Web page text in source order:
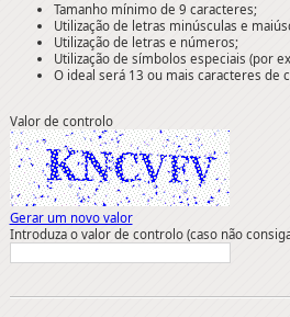
Tamanho mínimo de 9 caracteres;
Utilização de letras minúsculas e
Utilização de letras e números;
Utilização de símbolos especiais (por
O ideal será 13 ou mais caracteres de
Valor de controlo
Gerar um novo valor
Introduza o valor de controlo (caso não